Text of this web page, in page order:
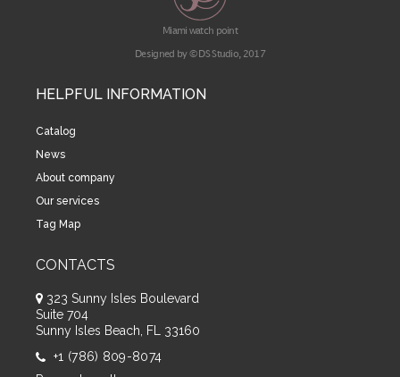
Miami watch point
Designed by © DS Studio, 2017
HELPFUL INFORMATION
Catalog
News
About company
Our services
Tag Map
CONTACTS
323 Sunny Isles Boulevard
Suite 704
Sunny Isles Beach, FL 33160
+1 (786) 809-8074